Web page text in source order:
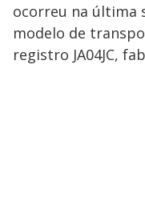
ocorreu na última
modelo de
registro JA04JC,